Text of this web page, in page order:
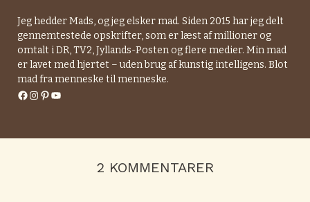
Jeg hedder Mads, og jeg elsker mad. Siden 2015 har jeg delt
gennemtestede opskrifter, som er læst af millioner og
omtalt i DR, TV2, Jyllands-Posten og flere medier. Min mad
er lavet med hjertet – uden brug af kunstig intelligens. Blot
mad fra menneske til menneske.
Facebook
Instagram
Pinterest
YouTube
2 KOMMENTARER